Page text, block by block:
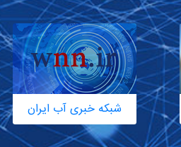
شبکه خبری آب ایران